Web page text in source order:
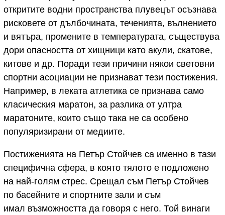
откритите водни пространства плувецът осъзнава
рисковете от дълбочината, теченията, вълнението
и вятъра, промените в температурата, съществува
дори опасността от хищници като акули, скатове,
китове и др. Поради тези причини някои световни
спортни асоциации не признават тези постижения.
Например, в леката атлетика се признава само
класическия маратон, за разлика от ултра
маратоните, които също така не са особено
популяризирани от медиите.
Постиженията на Петър Стойчев са именно в тази
специфична сфера, в която тялото е подложено
на най-голям стрес. Срещал съм Петър Стойчев
по басейните и спортните зали и съм
имал възможността да говоря с него. Той винаги